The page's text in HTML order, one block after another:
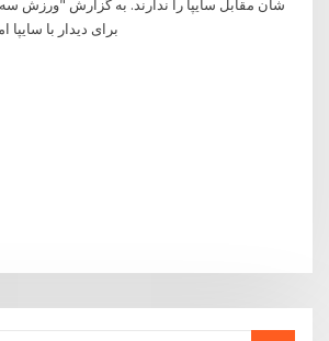
شان مقابل سایپا را ندارند. به گزارش "ورزش